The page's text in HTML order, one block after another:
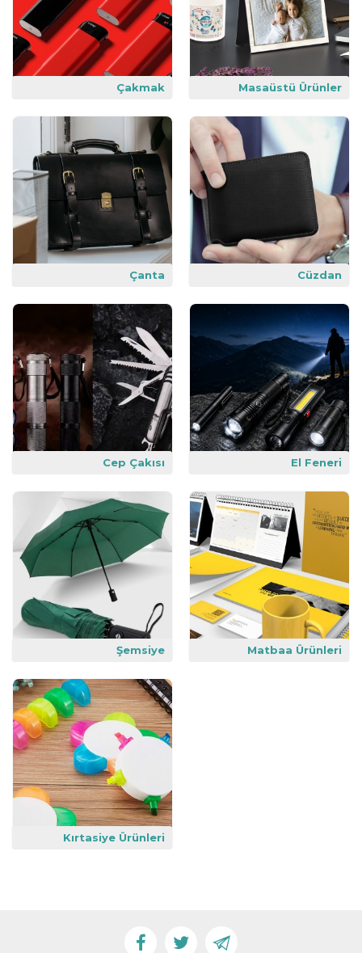
Çakmak Masaüstü Ürünler
Çanta Cüzdan
Cep Çakısı El Feneri
Şemsiye Matbaa Ürünleri
Kırtasiye Ürünleri